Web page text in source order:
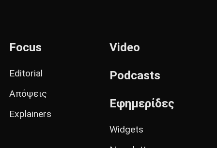
Focus
Editorial
Απόψεις
Explainers
Video
Podcasts
Εφημερίδες
Widgets